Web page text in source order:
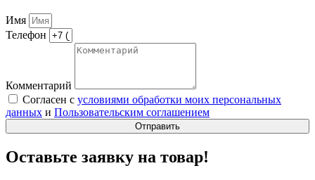
Имя
Телефон
Комментарий
Согласен с условиями обработки моих персональных
данных и Пользовательским соглашением
Отправить
Оставьте заявку на товар!